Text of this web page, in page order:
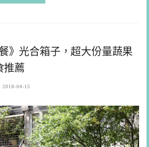
》光合箱子，超大份量蔬果
推薦
2018-04-15